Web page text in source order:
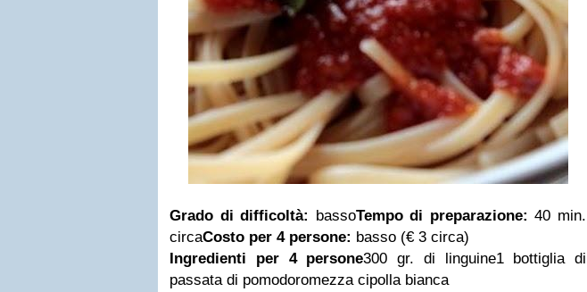
Grado di difficoltà: bassoTempo di preparazione: 40 min.
circaCosto per 4 persone: basso (€ 3 circa)
Ingredienti per 4 persone300 gr. di linguine1 bottiglia di
passata di pomodoromezza cipolla bianca